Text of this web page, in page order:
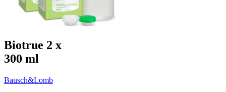
Biotrue 2 x
300 ml
Bausch&Lomb